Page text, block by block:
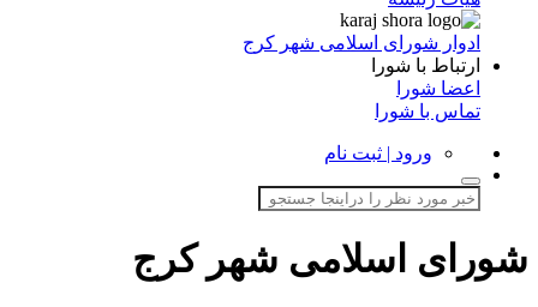
ادوار شورای اسلامی شهر کرج
ارتباط با شورا
اعضا شورا
تماس با شورا
ورود | ثبت نام
شورای اسلامی شهر کرج